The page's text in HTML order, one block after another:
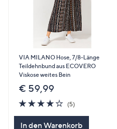
VIA MILANO Hose, 7/8-Länge
Teildehnbund aus ECOVERO
Viskose weites Bein
€ 59,99
4.0
von
5
(5)
In den Warenkorb